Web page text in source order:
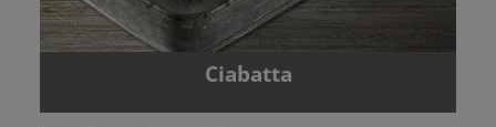
Ciabatta